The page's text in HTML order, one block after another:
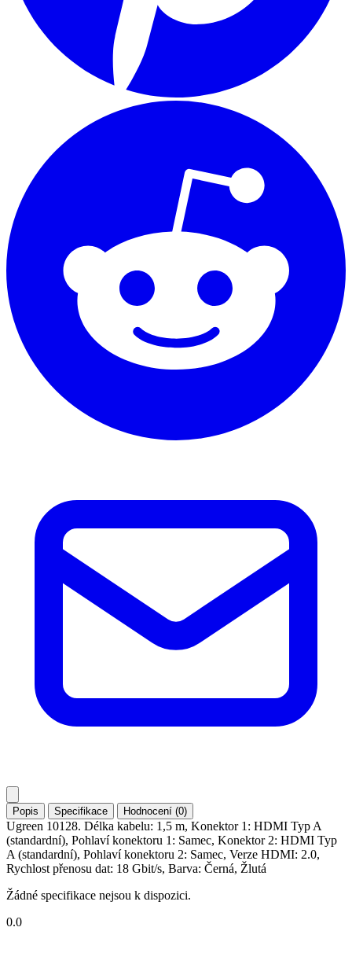
Popis Specifikace Hodnocení (0)
Ugreen 10128. Délka kabelu: 1,5 m, Konektor 1: HDMI Typ A
(standardní), Pohlaví konektoru 1: Samec, Konektor 2: HDMI Typ
A (standardní), Pohlaví konektoru 2: Samec, Verze HDMI: 2.0,
Rychlost přenosu dat: 18 Gbit/s, Barva: Černá, Žlutá
Žádné specifikace nejsou k dispozici.
0.0